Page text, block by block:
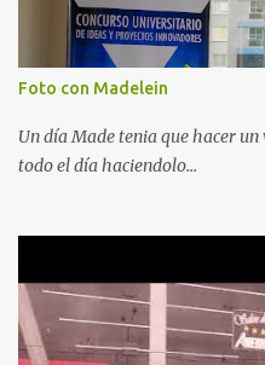
Foto con Madelein
Un día Made tenia que hacer
todo el día haciendolo...